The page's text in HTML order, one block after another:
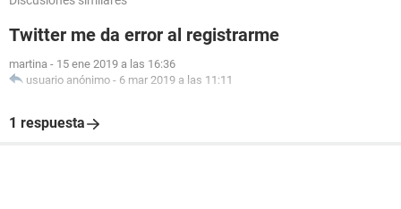
Twitter me da error al registrarme
martina - 15 ene 2019 a las 16:36
usuario anónimo - 6 mar 2019 a las 11:11
1 respuesta